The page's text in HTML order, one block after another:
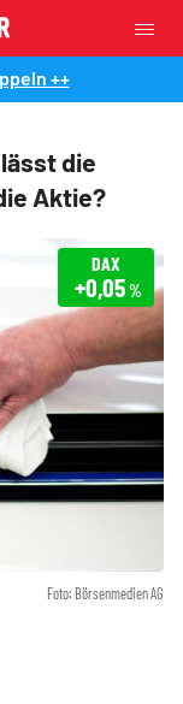
++
die
Aktie?
Foto: Börsenmedien AG
DAX
+0,05%